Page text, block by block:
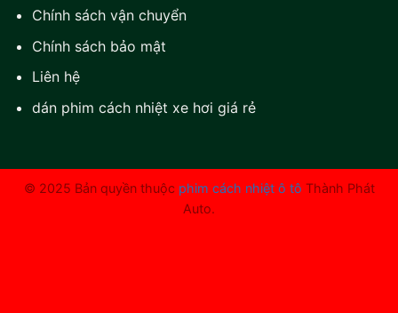
Chính sách vận chuyển
Chính sách bảo mật
Liên hệ
dán phim cách nhiệt xe hơi giá rẻ
© 2025 Bản quyền thuộc phim cách nhiệt ô tô Thành Phát
Auto.